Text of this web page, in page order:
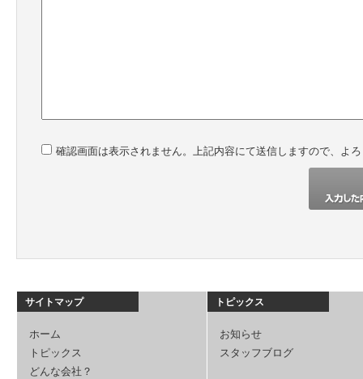
確認画面は表示されません。上記内容にて送信しますので、よ
サイトマップ
ホーム
トピックス
どんな会社？
トピックス
お知らせ
スタッフブログ